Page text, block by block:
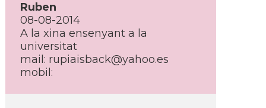
Ruben
08-08-2014
A la xina ensenyant a la
universitat
mail: rupiaisback@yahoo.es
mobil: